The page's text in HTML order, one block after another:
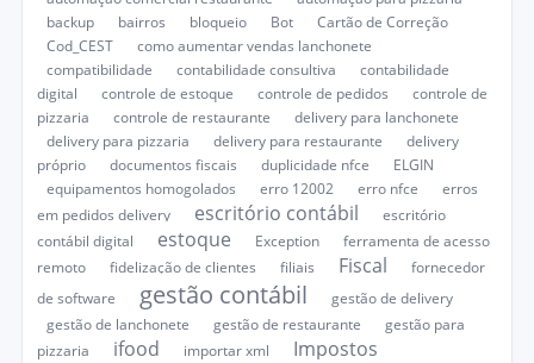
backup
bairros bloqueio Bot
Cartão de Correção
Cod_CEST
como aumentar vendas lanchonete
compatibilidade
contabilidade consultiva
contabilidade
digital
controle de estoque controle de pedidos
controle de
pizzaria
controle de restaurante
delivery para lanchonete
delivery para pizzaria
delivery para restaurante
delivery
próprio
documentos fiscais duplicidade nfce
ELGIN
equipamentos homogolados
erro 12002 erro nfce
erros
em pedidos delivery
escritório contábil
escritório
contábil digital
estoque Exception
ferramenta de acesso
remoto
fidelização de clientes filiais Fiscal
fornecedor
de software
gestão contábil
gestão de delivery
gestão de lanchonete
gestão de restaurante
gestão para
pizzaria
ifood importar xml Impostos